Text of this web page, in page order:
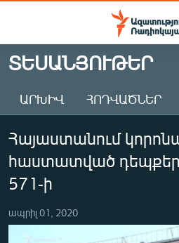
Մատչելիության
Անցնել
հիմնական
Անցնել
հիմնական
մենյուին
Որոնում
ԱԶԱՏՈՒԹՅՈՒՆ TV
ՀԱՅԱՍՏԱՆ
ԸՆՏՐՈՒԹՅՈՒՆՆԵՐ 2026
ԻՐԱՎՈՒՆՔ
ՏՆՏԵՍՈՒԹՅՈՒՆ
ՏԵՍԱՆՅՈՒԹԵՐ
ԱՐԽԻՎ ՀՈԴՎԱԾՆԵՐ
Հայաստանում
հաստատված
571-ի
ապրիլ 01, 2020